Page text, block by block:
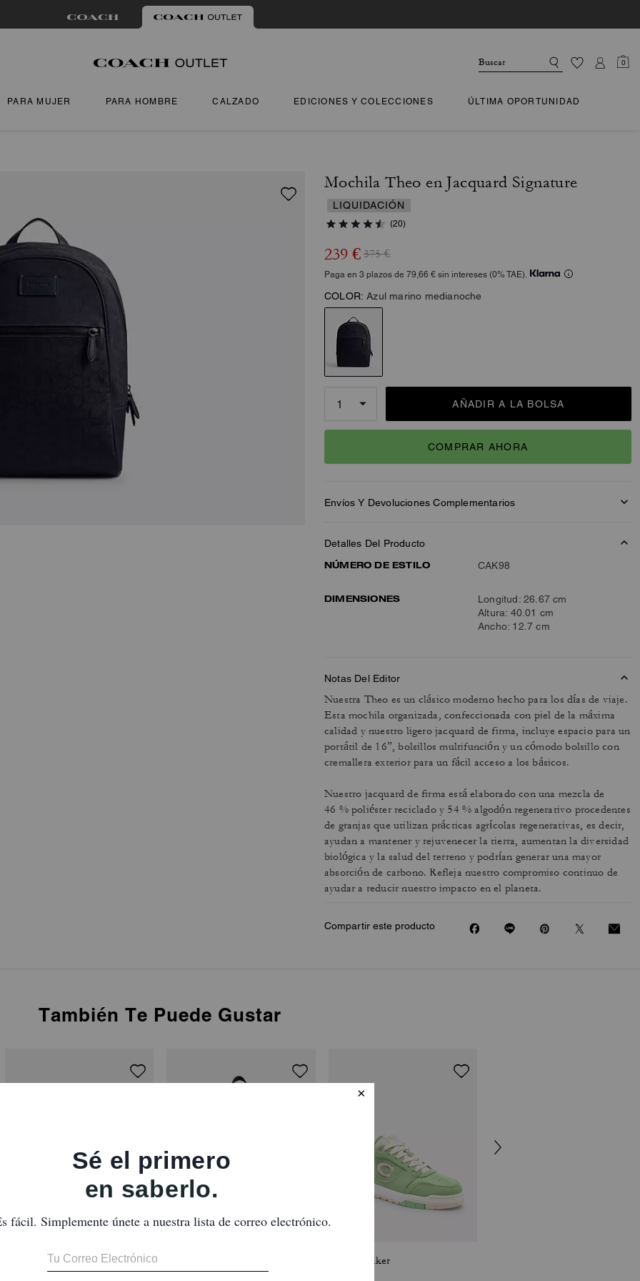
0
PARA MUJER PARA HOMBRE CALZADO EDICIONES Y COLECCIONES ÚLTIMA OPORTUNIDAD
Mochila Theo en Jacquard Signature
LIQUIDACIÓN
(20)
239 € 375 €
Paga en 3 plazos de 79,66 € sin intereses (0% TAE).
COLOR: Azul marino medianoche
AÑADIR A LA BOLSA
COMPRAR AHORA
Envíos Y Devoluciones Complementarios
Detalles Del Producto
NÚMERO DE ESTILO
CAK98
DIMENSIONES
Longitud: 26.67 cm
Altura: 40.01 cm
Ancho: 12.7 cm
Notas Del Editor
Nuestra Theo es un clásico moderno hecho para los días de viaje.
Esta mochila organizada, confeccionada con piel de la máxima
calidad y nuestro ligero jacquard de firma, incluye espacio para un
portátil de 16”, bolsillos multifunción y un cómodo bolsillo con
cremallera exterior para un fácil acceso a los básicos.
Nuestro jacquard de firma está elaborado con una mezcla de
46 % poliéster reciclado y 54 % algodón regenerativo procedentes
de granjas que utilizan prácticas agrícolas regenerativas, es decir,
ayudan a mantener y rejuvenecer la tierra, aumentan la diversidad
biológica y la salud del terreno y podrían generar una mayor
absorción de carbono. Refleja nuestro compromiso continuo de
ayudar a reducir nuestro impacto en el planeta.
Compartir este producto
También Te Puede Gustar
Cargo Backpack Soho Sneaker